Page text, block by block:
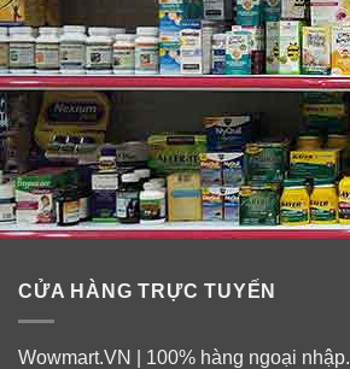
CỬA HÀNG TRỰC TUYẾN
Wowmart.VN | 100% hàng ngoại nhập.